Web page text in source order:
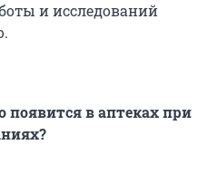
и исследований
появится в аптеках при